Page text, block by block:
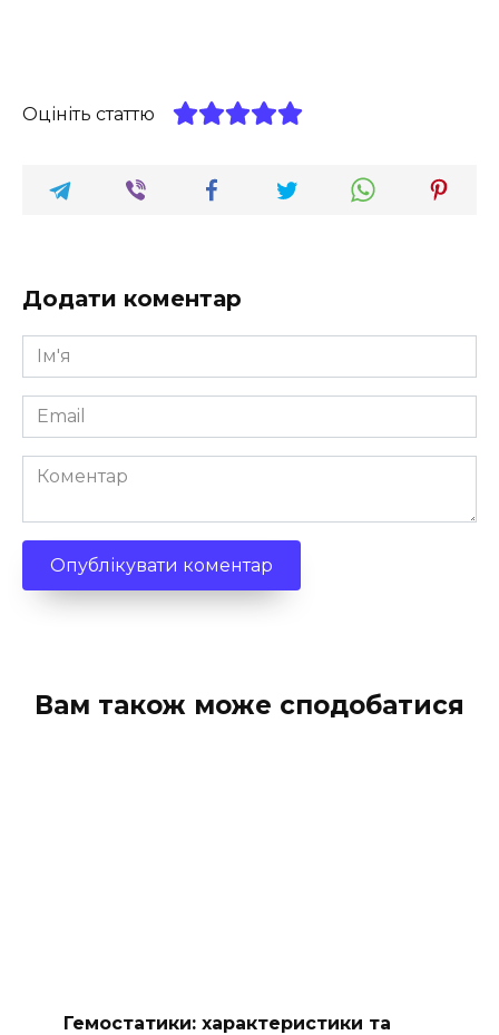
Оцініть статтю
Додати коментар
Ім'я
*
Email
*
Коментар
Вам також може сподобатися
Гемостатики: характеристики та